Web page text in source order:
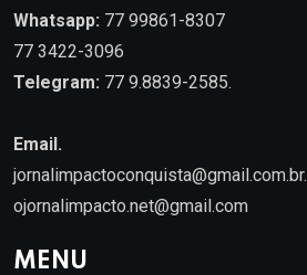
Whatsapp: 77 99861-8307
77 3422-3096
Telegram: 77 9.8839-2585.
Email.
jornalimpactoconquista@gmail.com.br.
ojornalimpacto.net@gmail.com
MENU